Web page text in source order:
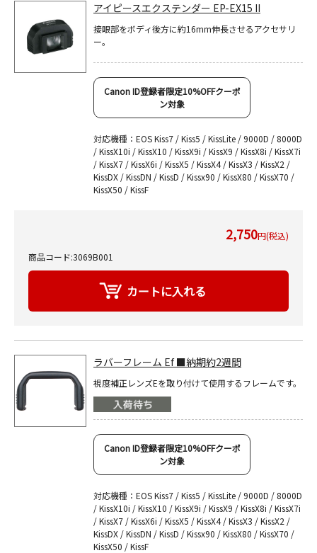
アイピースエクステンダー EP-EX15 II
接眼部をボディ後方に約16mm伸長させるアクセサリ
ー。
Canon ID登録者限定10%OFFクーポ
ン対象
対応機種：EOS Kiss7 / Kiss5 / KissLite / 9000D / 8000D
/ KissX10i / KissX10 / KissX9i / KissX9 / KissX8i / KissX7i
/ KissX7 / KissX6i / KissX5 / KissX4 / KissX3 / KissX2 /
KissDX / KissDN / KissD / Kissx90 / KissX80 / KissX70 /
KissX50 / KissF
2,750円(税込)
商品コード:3069B001
ラバーフレーム Ef ■納期約2週間
視度補正レンズEを取り付けて使用するフレームです。
Canon ID登録者限定10%OFFクーポ
ン対象
対応機種：EOS Kiss7 / Kiss5 / KissLite / 9000D / 8000D
/ KissX10i / KissX10 / KissX9i / KissX9 / KissX8i / KissX7i
/ KissX7 / KissX6i / KissX5 / KissX4 / KissX3 / KissX2 /
KissDX / KissDN / KissD / Kissx90 / KissX80 / KissX70 /
KissX50 / KissF